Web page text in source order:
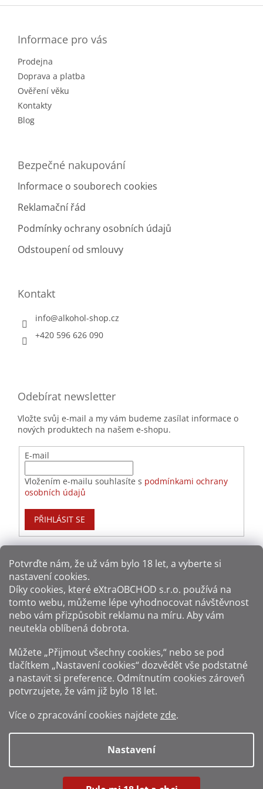
Potvrďte nám​​, že už vám bylo 18 let, a vyberte si
nastavení cookies.
Díky cookies, které eXtraOBCHOD s.r.o. používá na
tomto webu, můžeme lépe vyhodnocovat návštěvnost
nebo vám přizpůsobit reklamu na míru. Aby vám
neutekla oblíbená dobrota.
Můžete „Přijmout všechny cookies,“ nebo se pod
tlačítkem „Nastavení cookies“ dozvědět vše podstatné
a nastavit si preference. Odmítnutím cookies zároveň
potvrzujete, že vám již bylo 18 let.
Více o zpracování cookies najdete zde.
Nastavení
Informace pro vás
Prodejna
Doprava a platba
Ověření věku
Kontakty
Blog
Bezpečné nakupování
Informace o souborech cookies
Reklamační řád
Podmínky ochrany osobních údajů
Odstoupení od smlouvy
Kontakt
info@alkohol-shop.cz
+420 596 626 090
Odebírat newsletter
Vložte svůj e-mail a my vám budeme zasílat informace o
nových produktech na našem e-shopu.
E-mail
Vložením e-mailu souhlasíte s podmínkami ochrany
osobních údajů
PŘIHLÁSIT SE
Způsoby dopravy:
Zákaz prodeje alkoholu osobám mladším 18 let.
Vytvořil Shoptet